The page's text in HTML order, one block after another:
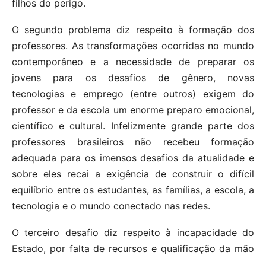
filhos do perigo.
O segundo problema diz respeito à formação dos
professores. As transformações ocorridas no mundo
contemporâneo e a necessidade de preparar os
jovens para os desafios de gênero, novas
tecnologias e emprego (entre outros) exigem do
professor e da escola um enorme preparo emocional,
científico e cultural. Infelizmente grande parte dos
professores brasileiros não recebeu formação
adequada para os imensos desafios da atualidade e
sobre eles recai a exigência de construir o difícil
equilíbrio entre os estudantes, as famílias, a escola, a
tecnologia e o mundo conectado nas redes.
O terceiro desafio diz respeito à incapacidade do
Estado, por falta de recursos e qualificação da mão